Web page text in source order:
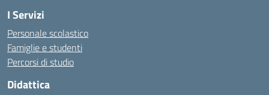
I Servizi
Personale scolastico
Famiglie e studenti
Percorsi di studio
Didattica